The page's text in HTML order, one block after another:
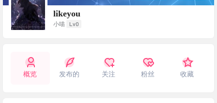
likeyou
小喵 Lv0
概览 发布的 关注 粉丝 收藏